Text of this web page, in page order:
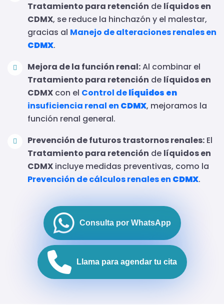
Tratamiento para retención de líquidos en
CDMX, se reduce la hinchazón y el malestar,
gracias al Manejo de alteraciones renales en
CDMX.
Mejora de la función renal:Al combinar el
Tratamiento para retención de líquidos en
CDMX con el Control delíquidos en
insuficiencia renal en CDMX, mejoramos la
función renal general.
Prevención de futuros trastornos renales: El
Tratamiento para retención de líquidos en
CDMX incluye medidas preventivas, como la
Prevención de cálculos renales en CDMX.
Consulta por WhatsApp
Llama para agendar tu cita